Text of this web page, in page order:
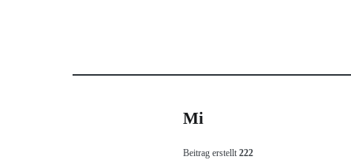
Mi
Beitrag erstellt 222